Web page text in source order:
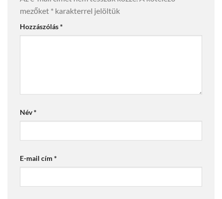
mezőket * karakterrel jelöltük
Hozzászólás*
Név*
E-mail cím *